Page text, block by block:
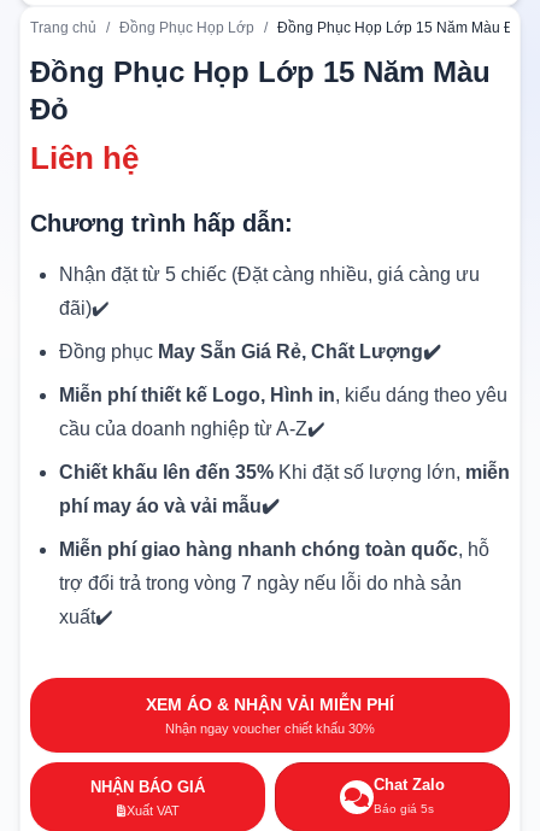
Trang chủ / Đồng Phục Họp Lớp / Đồng Phục Họp Lớp 15 Năm Màu Đỏ
Đồng Phục Họp Lớp 15 Năm Màu
Đỏ
Liên hệ
Chương trình hấp dẫn:
Nhận đặt từ 5 chiếc (Đặt càng nhiều, giá càng ưu
đãi)✔️
Đồng phục May Sẵn Giá Rẻ, Chất Lượng✔️
Miễn phí thiết kế Logo, Hình in, kiểu dáng theo yêu
cầu của doanh nghiệp từ A-Z✔️
Chiết khấu lên đến 35% Khi đặt số lượng lớn, miễn
phí may áo và vải mẫu✔️
Miễn phí giao hàng nhanh chóng toàn quốc, hỗ
trợ đổi trả trong vòng 7 ngày nếu lỗi do nhà sản
xuất✔️
XEM ÁO & NHẬN VẢI MIỄN PHÍ
Nhận ngay voucher chiết khấu 30%
NHẬN BÁO GIÁ
Xuất VAT
Chat Zalo
Báo giá 5s